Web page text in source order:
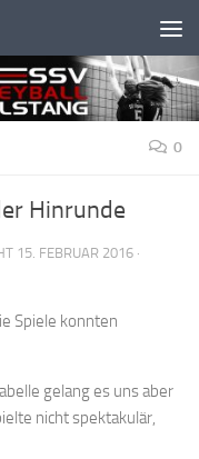
0
Hinrunde
15. FEBRUAR 2016 ·
Spiele konnten
gelang es uns aber
nicht spektakulär,